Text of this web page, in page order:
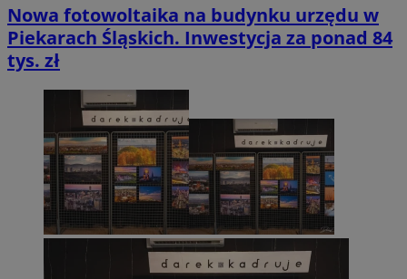
Nowa fotowoltaika na budynku urzędu w
Piekarach Śląskich. Inwestycja za ponad 84
tys. zł